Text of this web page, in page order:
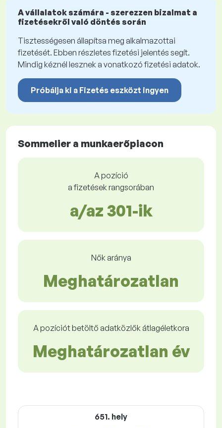
A vállalatok számára - szerezzen bizalmat a
fizetésekről való döntés során
Tisztességesen állapítsa meg alkalmazottai
fizetését. Ebben részletes fizetési jelentés segít.
Mindig kéznél lesznek a vonatkozó fizetési adatok.
Próbálja ki a Fizetés eszközt ingyen
Sommelier a munkaerőpiacon
A pozíció
a fizetések rangsorában
a/az 301-ik
Nők aránya
Meghatározatlan
A pozíciót betöltő adatközlők átlagéletkora
Meghatározatlan év
651. hely